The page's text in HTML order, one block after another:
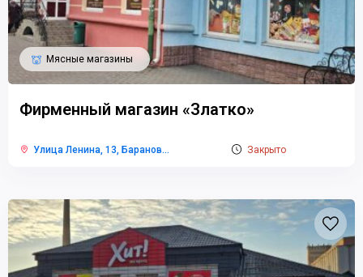
Фирменный магазин «Златко»
Мясные магазины
Улица Ленина, 13, Баранов... Закрыто